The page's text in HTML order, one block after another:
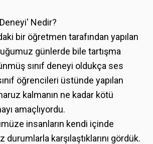
Nedir?
bir öğretmen tarafından yapılan
günlerde bile tartışma
sınıf deneyi oldukça ses
öğrencileri üstünde yapılan
kalmanın ne kadar kötü
amaçlıyordu.
insanların kendi içinde
durumlarla karşılaştıklarını gördük.